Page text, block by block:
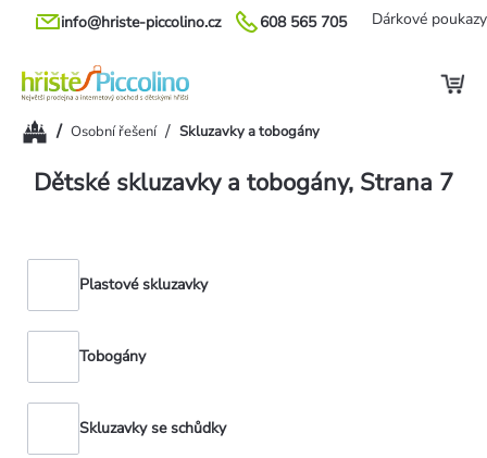
Přejít
608 565 705
info@hriste-piccolino.cz Dárkové poukazy
Domů/ Osobní řešení / Skluzavky a tobogány
Dětské skluzavky a tobogány, Strana 7
Plastové skluzavky
Tobogány
Skluzavky se schůdky